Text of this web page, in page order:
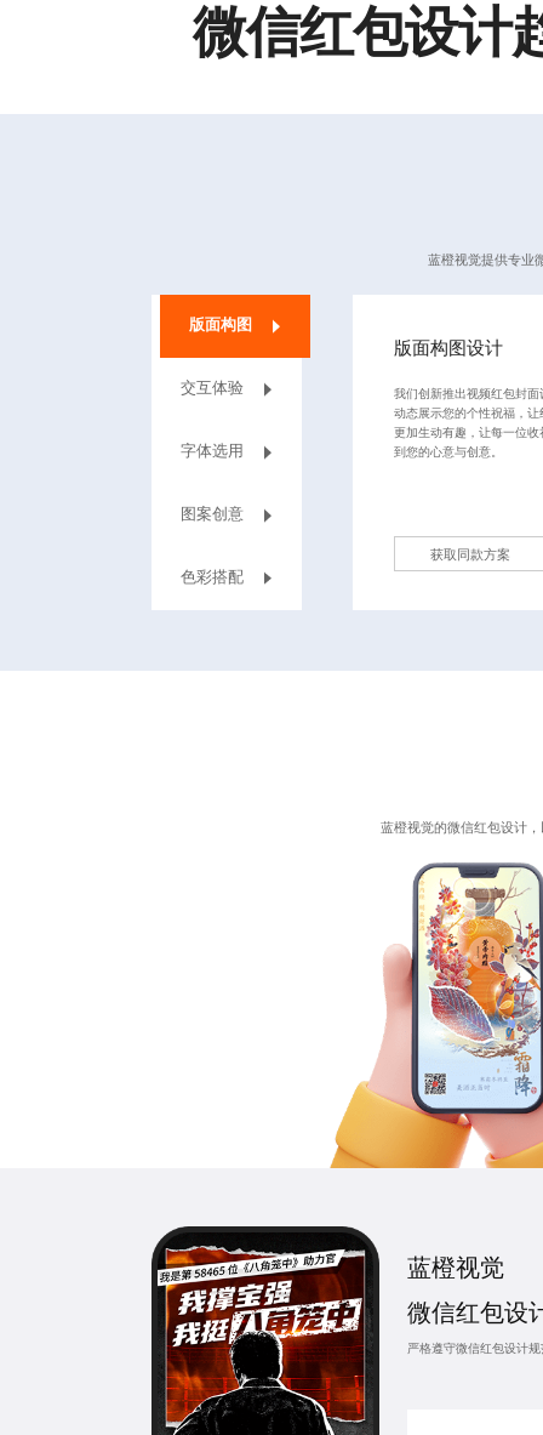
微信红包设计
蓝橙视觉提供专业
版面构图
交互体验
字体选用
图案创意
‌色彩搭配
版面构图设计
我们创新推出视频红包封面
动态展示您的个性祝福，让
更加生动有趣，让每一位收
到您的心意与创意。
获取同款方案
蓝橙视觉的微信红包设计
蓝橙视觉
微信红包设
严格遵守微信红包设计